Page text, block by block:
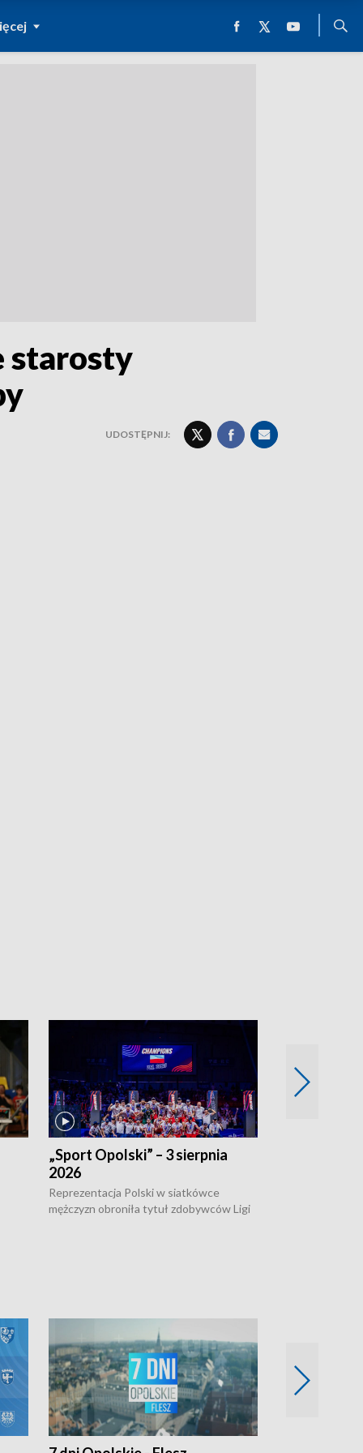
starosty
UDOSTĘPNIJ:
„Sport Opolski” – 3 sierpnia
2026
Reprezentacja Polski w siatkówce
mężczyzn obroniła tytuł zdobywców Ligi